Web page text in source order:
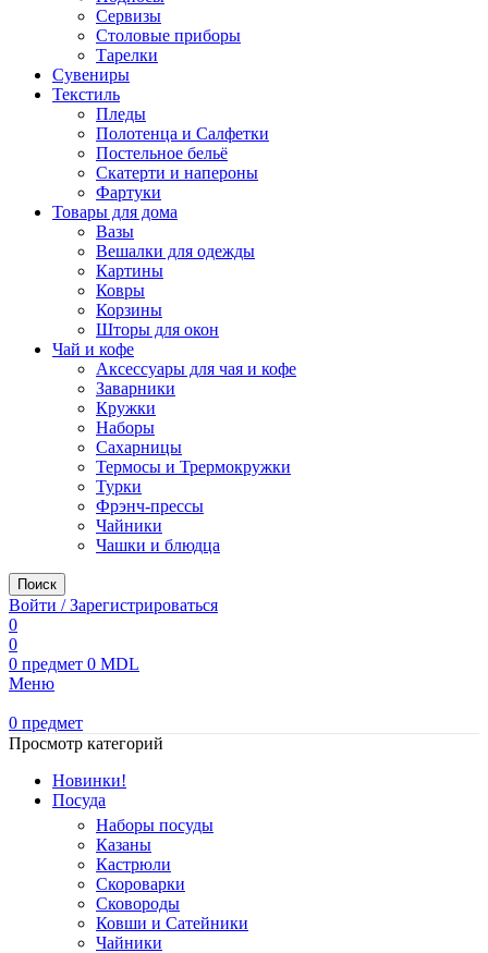
Сервизы
Столовые приборы
Тарелки
Сувениры
Текстиль
Пледы
Полотенца и Салфетки
Постельное бельё
Скатерти и напероны
Фартуки
Товары для дома
Вазы
Вешалки для одежды
Картины
Ковры
Корзины
Шторы для окон
Чай и кофе
Аксессуары для чая и кофе
Заварники
Кружки
Наборы
Сахарницы
Термосы и Трермокружки
Турки
Фрэнч-прессы
Чайники
Чашки и блюдца
Поиск
Войти / Зарегистрироваться
0
0
0 предмет 0 MDL
Меню
0 предмет
Просмотр категорий
Новинки!
Посуда
Наборы посуды
Казаны
Кастрюли
Скороварки
Сковороды
Ковши и Сатейники
Чайники